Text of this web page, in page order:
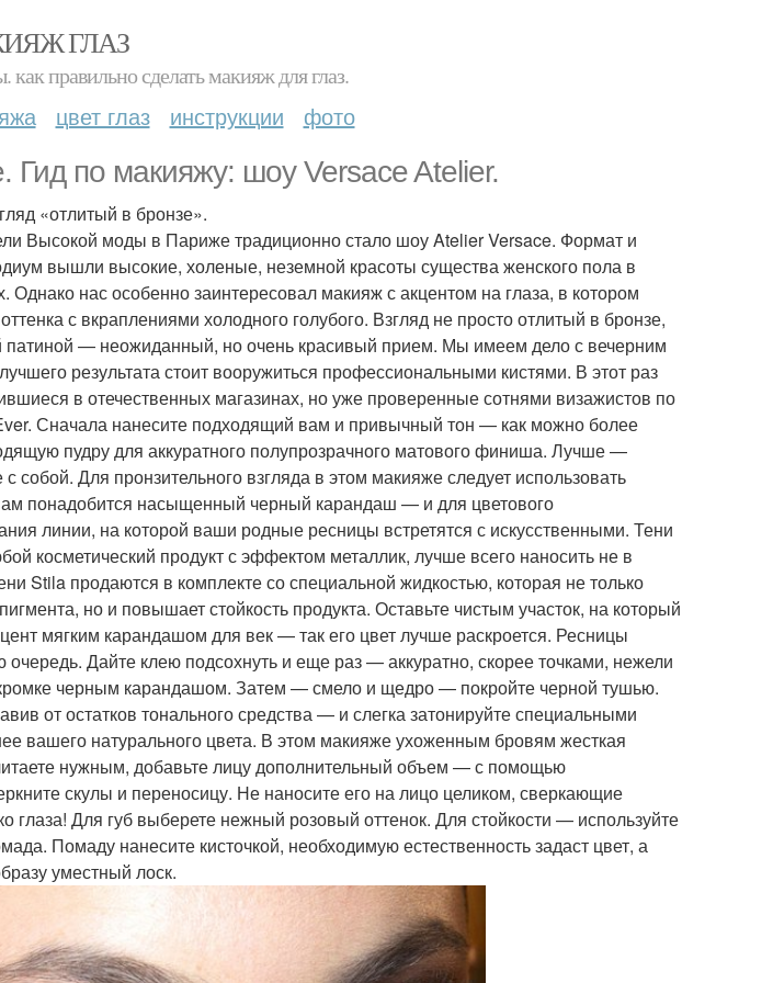
ГЛАЗ
правильно сделать макияж для глаз.
цвет глаз инструкции фото
Гид по макияжу: шоу Versace Atelier.
«отлитый в бронзе».
Высокой моды в Париже традиционно стало шоу Atelier Versace. Формат и
вышли высокие, холеные, неземной красоты существа женского пола в
нас особенно заинтересовал макияж с акцентом на глаза, в котором
с вкраплениями холодного голубого. Взгляд не просто отлитый в бронзе,
патиной — неожиданный, но очень красивый прием. Мы имеем дело с вечерним
результата стоит вооружиться профессиональными кистями. В этот раз
в отечественных магазинах, но уже проверенные сотнями визажистов по
Сначала нанесите подходящий вам и привычный тон — как можно более
пудру для аккуратного полупрозрачного матового финиша. Лучше —
собой. Для пронзительного взгляда в этом макияже следует использовать
понадобится насыщенный черный карандаш — и для цветового
линии, на которой ваши родные ресницы встретятся с искусственными. Тени
косметический продукт с эффектом металлик, лучше всего наносить не в
Stila продаются в комплекте со специальной жидкостью, которая не только
но и повышает стойкость продукта. Оставьте чистым участок, на который
мягким карандашом для век — так его цвет лучше раскроется. Ресницы
Дайте клею подсохнуть и еще раз — аккуратно, скорее точками, нежели
черным карандашом. Затем — смело и щедро — покройте черной тушью.
от остатков тонального средства — и слегка затонируйте специальными
вашего натурального цвета. В этом макияже ухоженным бровям жесткая
нужным, добавьте лицу дополнительный объем — с помощью
скулы и переносицу. Не наносите его на лицо целиком, сверкающие
глаза! Для губ выберете нежный розовый оттенок. Для стойкости — используйте
Помаду нанесите кисточкой, необходимую естественность задаст цвет, а
уместный лоск.